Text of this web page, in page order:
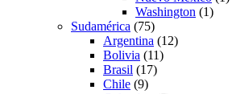
Washington (1)
Sudamérica (75)
Argentina (12)
Bolivia (11)
Brasil (17)
Chile (9)